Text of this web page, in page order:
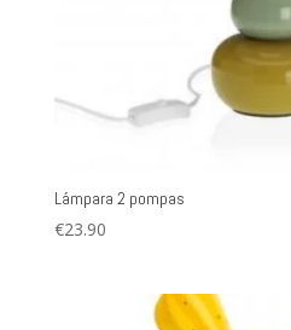
Lámpara 2 pompas
€23.90